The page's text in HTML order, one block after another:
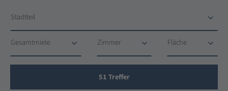
Stadtteil
Gesamtmiete Zimmer Fläche
51Treffer